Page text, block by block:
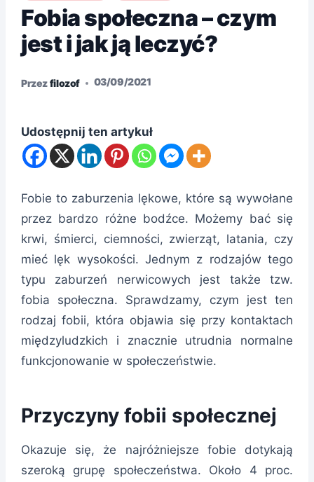
Fobia społeczna – czym
jest i jak ją leczyć?
Przezfilozof 03/09/2021
Udostępnij ten artykuł
Fobie to zaburzenia lękowe, które są wywołane
przez bardzo różne bodźce. Możemy bać się
krwi, śmierci, ciemności, zwierząt, latania, czy
mieć lęk wysokości. Jednym z rodzajów tego
typu zaburzeń nerwicowych jest także tzw.
fobia społeczna. Sprawdzamy, czym jest ten
rodzaj fobii, która objawia się przy kontaktach
międzyludzkich i znacznie utrudnia normalne
funkcjonowanie w społeczeństwie.
Przyczyny fobii społecznej
Okazuje się, że najróżniejsze fobie dotykają
szeroką grupę społeczeństwa. Około 4 proc.